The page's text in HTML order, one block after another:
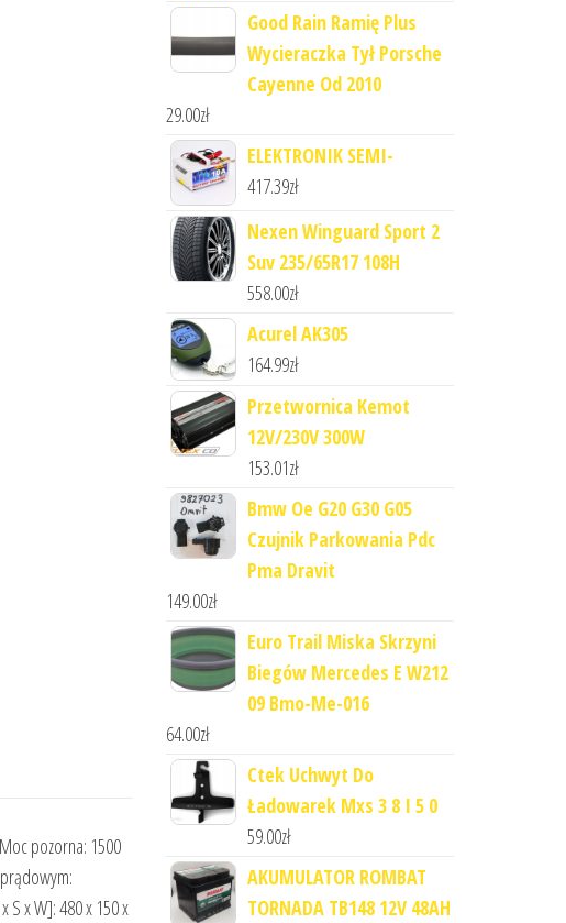
pozorna: 1500
S x W]: 480 x 150 x
Good Rain Ramię Plus
Wycieraczka Tył Porsche
Cayenne Od 2010
29.00zł
ELEKTRONIK SEMI-
417.39zł
Nexen Winguard Sport 2
Suv 235/65R17 108H
558.00zł
Acurel AK305
164.99zł
Przetwornica Kemot
12V/230V 300W
153.01zł
Bmw Oe G20 G30 G05
Czujnik Parkowania Pdc
Pma Dravit
149.00zł
Euro Trail Miska Skrzyni
Biegów Mercedes E W212
09 Bmo-Me-016
64.00zł
Ctek Uchwyt Do
Ładowarek Mxs 3 8 I 5 0
59.00zł
AKUMULATOR ROMBAT
TORNADA TB148 12V 48AH